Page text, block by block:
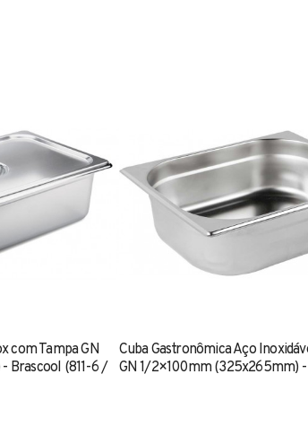
com Tampa GN
Brascool (811-6 /
Cuba Gastronômica Aço
GN 1/2×100mm (325x265mm) -